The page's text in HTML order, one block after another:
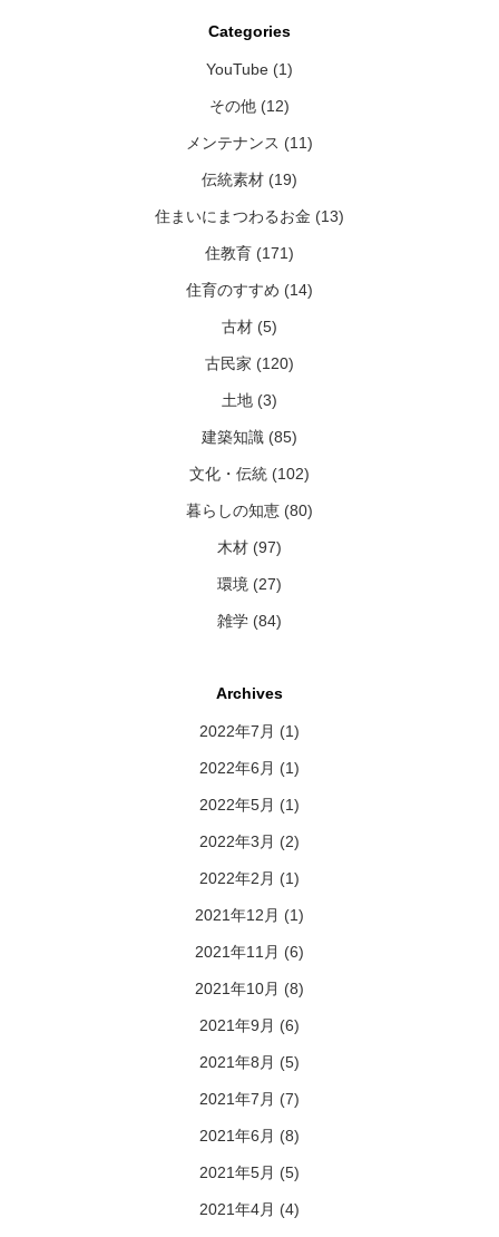
Categories
YouTube (1)
その他 (12)
メンテナンス (11)
伝統素材 (19)
住まいにまつわるお金 (13)
住教育 (171)
住育のすすめ (14)
古材 (5)
古民家 (120)
土地 (3)
建築知識 (85)
文化・伝統 (102)
暮らしの知恵 (80)
木材 (97)
環境 (27)
雑学 (84)
Archives
2022年7月 (1)
2022年6月 (1)
2022年5月 (1)
2022年3月 (2)
2022年2月 (1)
2021年12月 (1)
2021年11月 (6)
2021年10月 (8)
2021年9月 (6)
2021年8月 (5)
2021年7月 (7)
2021年6月 (8)
2021年5月 (5)
2021年4月 (4)